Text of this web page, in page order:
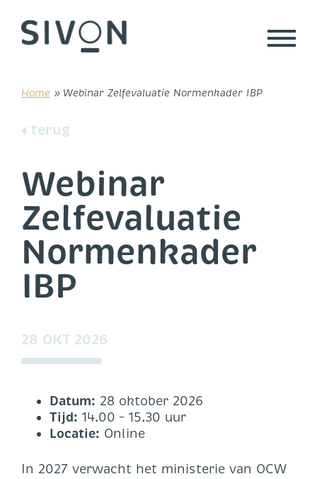
content
Home » Webinar Zelfevaluatie Normenkader IBP
terug
Webinar
Zelfevaluatie
Normenkader
IBP
28 OKT 2026
Datum: 28 oktober 2026
Tijd: 14.00 – 15.30 uur
Locatie: Online
In 2027 verwacht het ministerie van OCW